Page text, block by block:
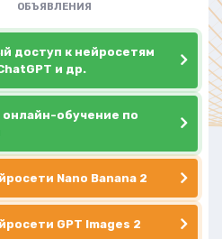
ОБЪЯВЛЕНИЯ
доступ к нейросетям
и др.
онлайн-обучение по
Nano Banana 2
GPT Images 2